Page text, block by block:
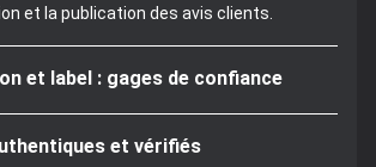
et la publication des avis clients.
et label : gages de confiance
et vérifiés